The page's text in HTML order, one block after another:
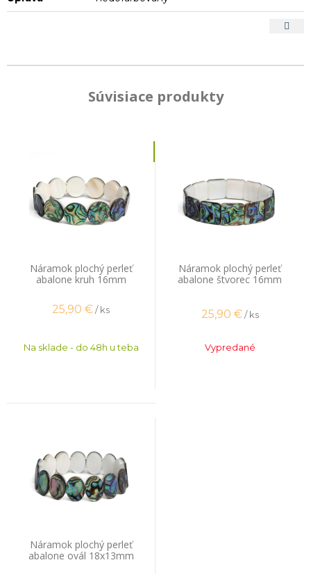
Súvisiace produkty
Náramok plochý perleť
abalone kruh 16mm
25,90 €/ ks
Na sklade - do 48h u teba
Náramok plochý perleť
abalone štvorec 16mm
25,90 € / ks
Vypredané
Náramok plochý perleť
abalone ovál 18x13mm